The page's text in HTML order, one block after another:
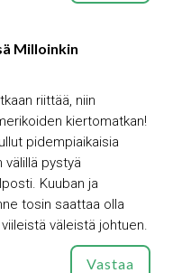
Milloinkin
riittää, niin
kiertomatkan!
pidempiaikaisia
välillä pystyä
Kuuban ja
tosin saattaa olla
väleistä johtuen.
Vastaa